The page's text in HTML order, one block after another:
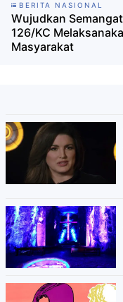
BERITA NASIONAL
Wujudkan
126/KC
Masyarakat